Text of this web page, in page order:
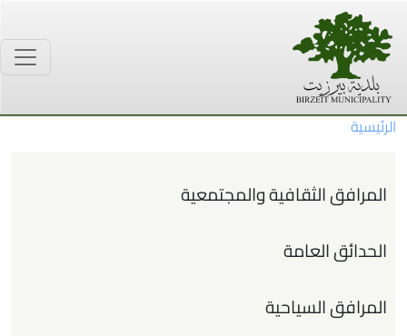
تجاوز إلى المحتوى الرئيسي
الرئيسية
المرافق الثقافية والمجتمعية
الحدائق العامة
المرافق السياحية